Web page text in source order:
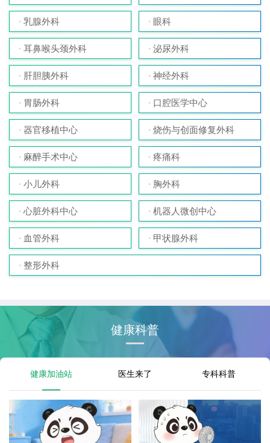
乳腺外科 眼科
耳鼻喉头颈外科 泌尿外科
肝胆胰外科 神经外科
胃肠外科 口腔医学中心
器官移植中心 烧伤与创面修复外科
麻醉手术中心 疼痛科
小儿外科 胸外科
心脏外科中心 机器人微创中心
血管外科 甲状腺外科
整形外科
健康科普
健康加油站 医生来了 专科科普